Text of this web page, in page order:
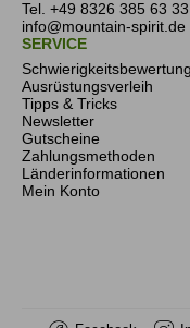
Tel. +49 8326 385 63 33
info@mountain-spirit.de
SERVICE
Schwierigkeitsbewertung
Ausrüstungsverleih
Tipps & Tricks
Newsletter
Gutscheine
Zahlungsmethoden
Länderinformationen
Mein Konto